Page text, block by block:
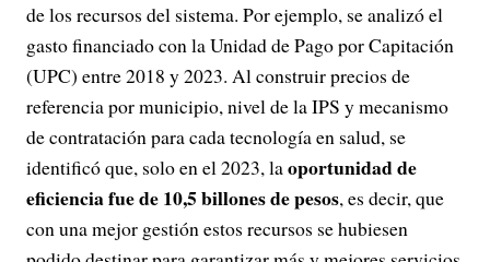
de los recursos del sistema. Por ejemplo, se analizó el
gasto financiado con la Unidad de Pago por Capitación
(UPC) entre 2018 y 2023. Al construir precios de
referencia por municipio, nivel de la IPS y mecanismo
de contratación para cada tecnología en salud, se
identificó que, solo en el 2023, laoportunidad de
eficiencia fue de 10,5 billones de pesos, es decir, que
con una mejor gestión estos recursos se hubiesen